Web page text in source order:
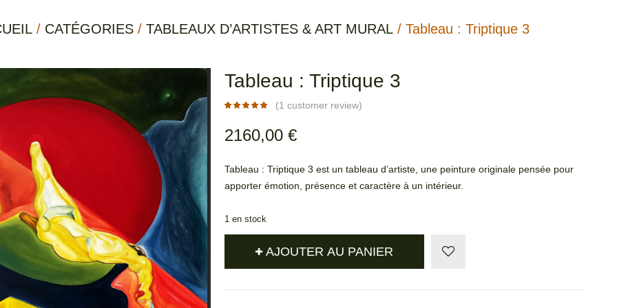
/ CATÉGORIES / TABLEAUX D’ARTISTES & ART MURAL / Tableau : Triptique 3
Tableau : Triptique 3
ofbased
on
(1 customer review)
2160,00€
Tableau : Triptique 3 est un tableau d’artiste, une peinture originale pensée pour
apporter émotion, présence et caractère à un intérieur.
1 en stock
AJOUTER AU PANIER